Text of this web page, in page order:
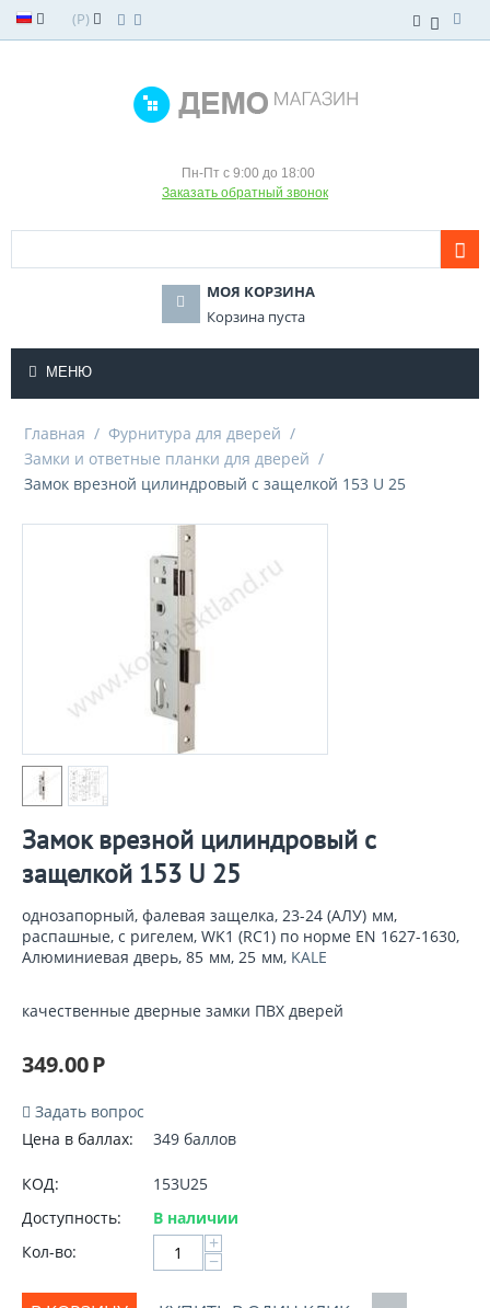
(Р)
Пн-Пт с 9:00 до 18:00
Заказать обратный звонок
МОЯ КОРЗИНА
Корзина пуста
МЕНЮ
Главная / Фурнитура для дверей /
Замки и ответные планки для дверей /
Замок врезной цилиндровый с защелкой 153 U 25
Замок врезной цилиндровый с
защелкой 153 U 25
однозапорный, фалевая защелка, 23-24 (АЛУ) мм,
распашные, с ригелем, WK1 (RC1) по норме EN 1627-1630,
Алюминиевая дверь, 85 мм, 25 мм, KALE
качественные дверные замки ПВХ дверей
349.00Р
Задать вопрос
Цена в баллах:
349 баллов
КОД:
153U25
Доступность:
В наличии
Кол-во:
+
−